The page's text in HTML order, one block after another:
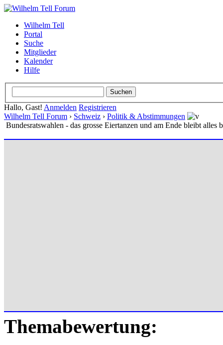
Wilhelm Tell
Portal
Suche
Mitglieder
Kalender
Hilfe
Hallo, Gast! Anmelden Registrieren
Wilhelm Tell Forum › Schweiz › Politik & Abstimmungen
Bundesratswahlen - das grosse Eiertanzen und am Ende bleibt alles
Themabewertung: